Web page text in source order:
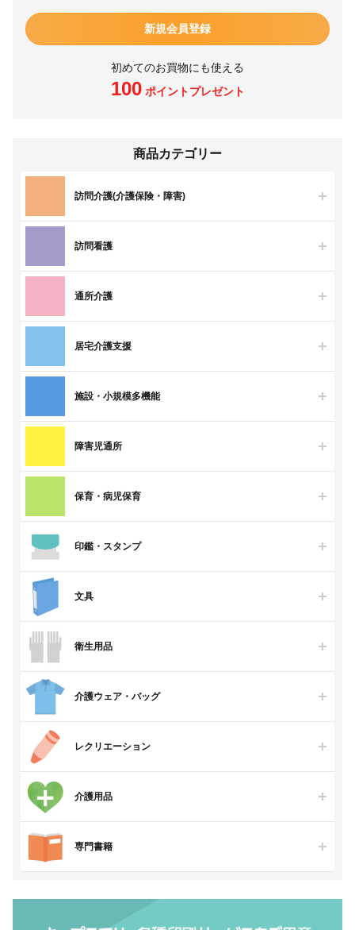
新規会員登録
初めてのお買物にも使える
100ポイントプレゼント
商品カテゴリー
訪問介護(介護保険・障害)
訪問看護
通所介護
居宅介護支援
施設・小規模多機能
障害児通所
保育・病児保育
印鑑・スタンプ
文具
衛生用品
介護ウェア・バッグ
レクリエーション
介護用品
専門書籍